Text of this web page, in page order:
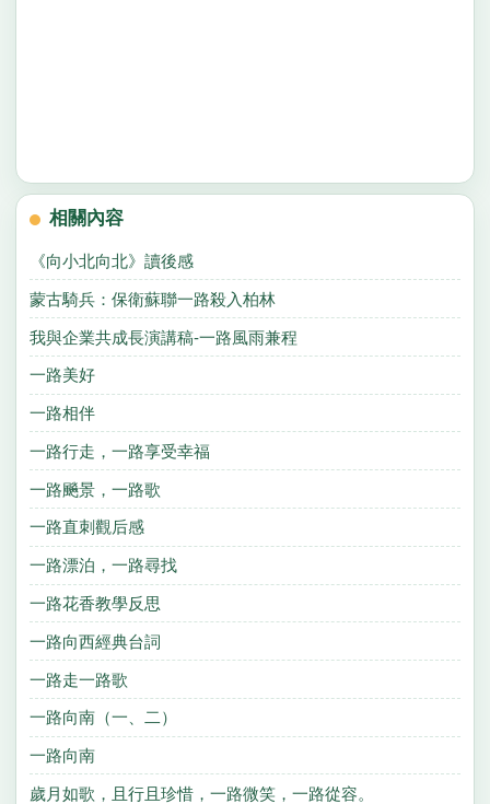
相關內容
《向小北向北》讀後感
蒙古騎兵：保衛蘇聯一路殺入柏林
我與企業共成長演講稿-一路風雨兼程
一路美好
一路相伴
一路行走，一路享受幸福
一路飈景，一路歌
一路直刺觀后感
一路漂泊，一路尋找
一路花香教學反思
一路向西經典台詞
一路走一路歌
一路向南（一、二）
一路向南
歲月如歌，且行且珍惜，一路微笑，一路從容。